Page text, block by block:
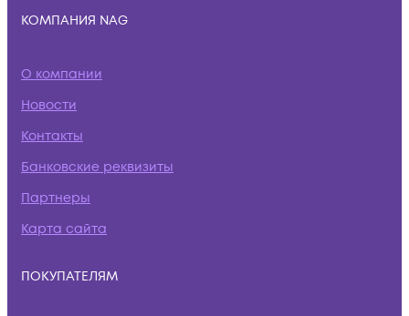
КОМПАНИЯ NAG
О компании
Новости
Контакты
Банковские реквизиты
Партнеры
Карта сайта
ПОКУПАТЕЛЯМ